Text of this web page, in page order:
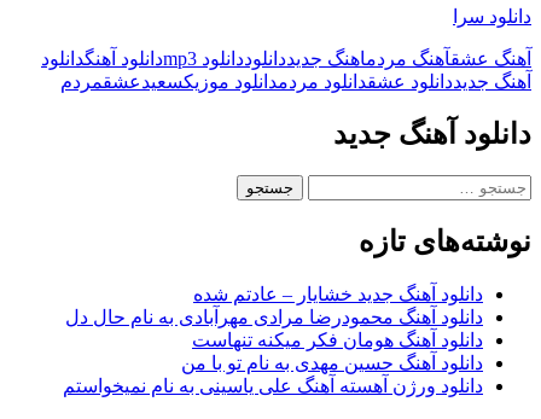
دانلود سرا
آهنگ عشقآهنگ مردماهنگ جدیددانلوددانلود mp3 دانلود آهنگدانلود
آهنگ جدیددانلود عشقدانلود مردمدانلود موزیکسعیدعشقمردم
دانلود آهنگ جدید
جستجو
نوشته‌های تازه
دانلود آهنگ جدید خشایار – عادتم شده
دانلود آهنگ محمودرضا مرادی مهرآبادی به نام حال دل
دانلود آهنگ هومان فکر میکنه تنهاست
دانلود آهنگ حسین مهدی به نام تو با من
دانلود ورژن آهسته آهنگ علی یاسینی به نام نمیخواستم